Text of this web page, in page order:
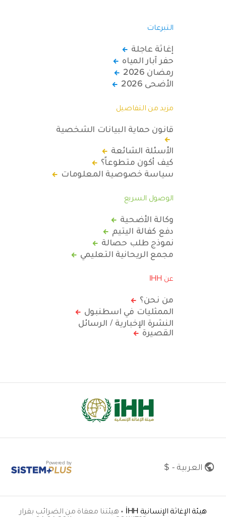
التبرعات
إغاثة عاجلة
حفر آبار المياه
رمضان 2026
الأضحى 2026
مزيد من التفاصيل
قانون حماية البيانات الشخصية
الأسئلة الشائعة
كيف أكون متطوعاً؟
سياسة خصوصية المعلومات
الوصول السريع
وكالة الأضحية
دفع كفالة اليتيم
نموذج طلب حصالة
مجمع الريحانية التعليمي
عن IHH
من نحن؟
الممثليات في اسطنبول
النشرة الإخبارية / الرسائل
القصيرة
العربية - $ Powered by
هيئة الإغاثة الإنسانية İHH • هيئتنا معفاة من الضرائب بقرار